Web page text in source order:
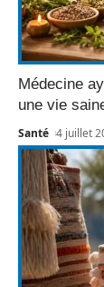
Médecine
une vie
Santé 4 juillet